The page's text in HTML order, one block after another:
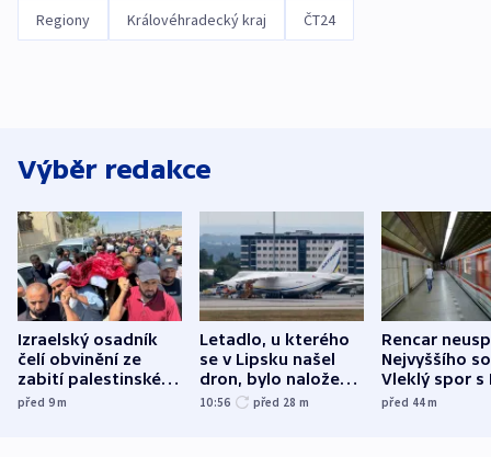
Regiony Královéhradecký kraj ČT24
Výběr redakce
Izraelský osadník
čelí obvinění ze
zabití palestinského
aktivisty
před 9m
Letadlo, u kterého
se v Lipsku našel
dron, bylo naložené
municí, píší média
10:56 před 28 m
Rencar
Nejvyššího
Vleklý spor s
reklamní
před 44m